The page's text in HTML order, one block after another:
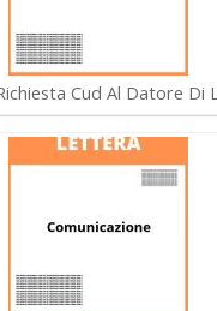
Cud Al Datore Di